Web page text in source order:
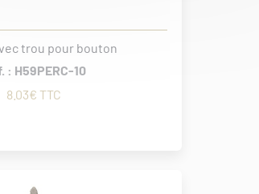
trou pour bouton
: H59PERC-10
8.03€ TTC